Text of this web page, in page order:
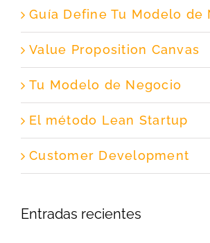
Guía Define Tu Modelo de
Value Proposition Canvas
Tu Modelo de Negocio
El método Lean Startup
Customer Development
Entradas recientes